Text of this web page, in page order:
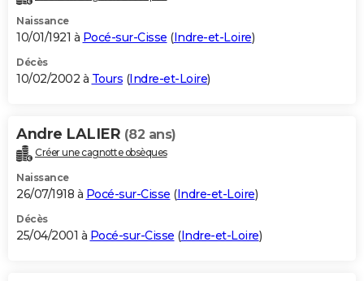
Naissance
10/01/1921 à Pocé-sur-Cisse (Indre-et-Loire)
Décès
10/02/2002 à Tours (Indre-et-Loire)
Andre LALIER (82 ans)
Créer une cagnotte obsèques
Naissance
26/07/1918 à Pocé-sur-Cisse (Indre-et-Loire)
Décès
25/04/2001 à Pocé-sur-Cisse (Indre-et-Loire)